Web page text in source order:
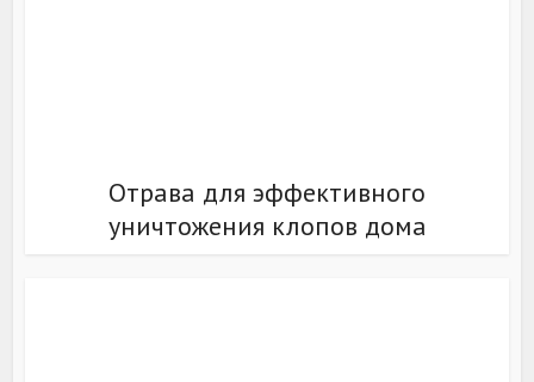
Отрава для эффективного
уничтожения клопов дома